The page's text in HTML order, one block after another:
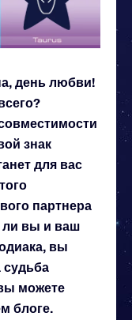
день любви!
знак
для вас
партнера
ли вы и ваш
вы
судьба
можете
блоге.